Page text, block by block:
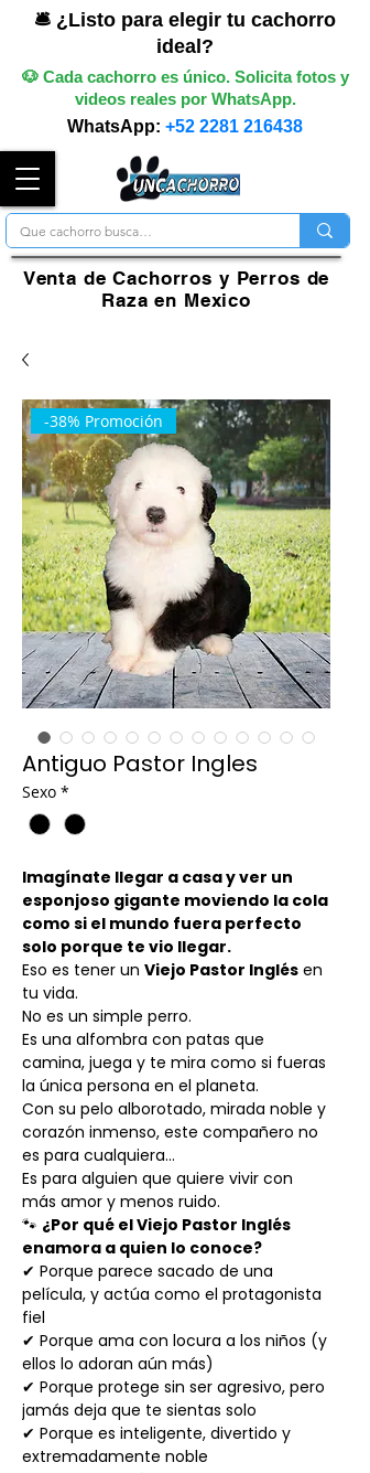
🛎️ ¿Listo para elegir tu cachorro
ideal?
🐶 Cada cachorro es único. Solicita fotos y
videos reales por WhatsApp.
WhatsApp: +52 2281 216438
Venta de Cachorros y Perros de
Raza en Mexico
-38% Promoción
Antiguo Pastor Ingles
Sexo *
Imagínate llegar a casa y ver un
esponjoso gigante moviendo la cola
como si el mundo fuera perfecto
solo porque te vio llegar.
Eso es tener un Viejo Pastor Inglés en
tu vida.
No es un simple perro.
Es una alfombra con patas que
camina, juega y te mira como si fueras
la única persona en el planeta.
Con su pelo alborotado, mirada noble y
corazón inmenso, este compañero no
es para cualquiera…
Es para alguien que quiere vivir con
más amor y menos ruido.
🐾 ¿Por qué el Viejo Pastor Inglés
enamora a quien lo conoce?
✔ Porque parece sacado de una
película, y actúa como el protagonista
fiel
✔ Porque ama con locura a los niños (y
ellos lo adoran aún más)
✔ Porque protege sin ser agresivo, pero
jamás deja que te sientas solo
✔ Porque es inteligente, divertido y
extremadamente noble